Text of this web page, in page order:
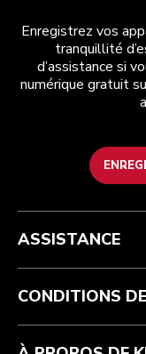
Enregistrez vos
tranquillité
d’assistance si
numérique gratuit
Health Check
Suivez votre commande
Garantie et documents
Recupel
Conditions générales
Retours et
Imprint
ODR
La marque
Trouver une boutique
ASSISTANCE
CONDITIONS